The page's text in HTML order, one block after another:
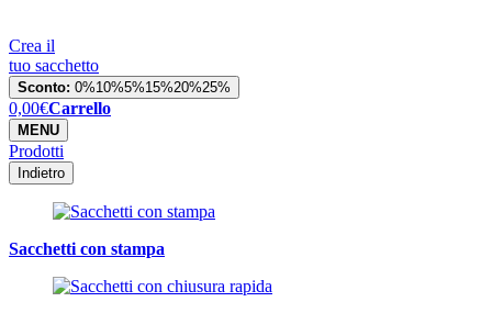
Crea il
tuo sacchetto
Sconto: 0%10%5%15%20%25%
0,00€Carrello
MENU
Prodotti
Indietro
Sacchetti con stampa